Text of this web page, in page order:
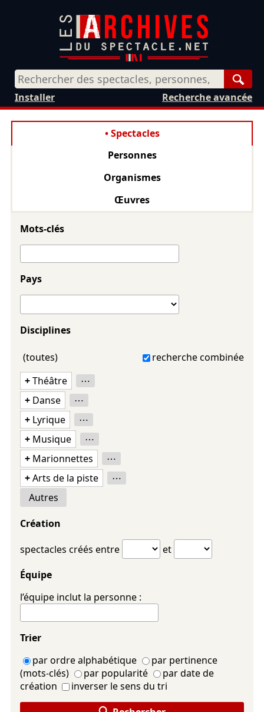
Recherche avancée
Installer
Spectacles
Personnes
Organismes
Œuvres
Mots-clés
Pays
Disciplines
(toutes)
recherche combinée
+Théâtre
⋯
+ Danse
⋯
+ Lyrique
⋯
+ Musique
⋯
+ Marionnettes
⋯
+Arts de la piste
⋯
Autres
Création
spectacles créés entre
et
Équipe
l’équipe inclut la personne :
Trier
par ordre alphabétique
par pertinence
(mots-clés)
par popularité
par date de
création
inverser le sens du tri